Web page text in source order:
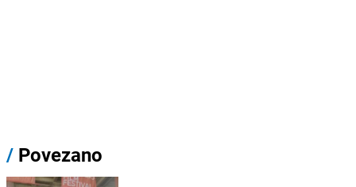
/ Povezano